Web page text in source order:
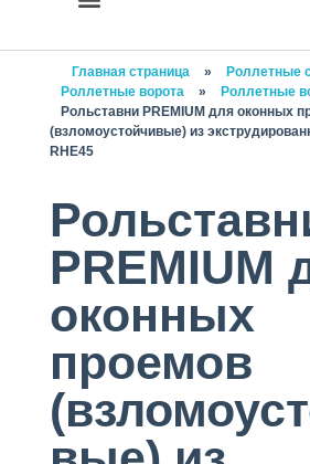
Главная страница » Роллетные
Роллетные ворота
» Роллетные
Рольставни PREMIUM для оконных
(взломоустойчивые) из
RHE45
PREMIUM
оконных
проемов